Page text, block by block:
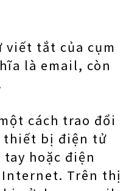
viết tắt của cụm
là email, còn
cách trao đổi
thiết bị điện tử
hoặc điện
Trên thị